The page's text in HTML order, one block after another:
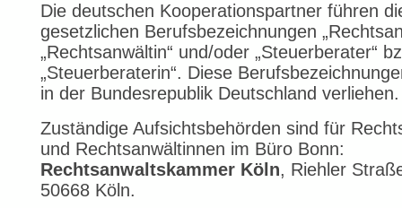
Die deutschen Kooperationspartner führen
gesetzlichen Berufsbezeichnungen
„Rechtsanwältin“ und/oder „Steuerberater“
„Steuerberaterin“. Diese
in der Bundesrepublik Deutschland verliehen.
Zuständige Aufsichtsbehörden sind für
und Rechtsanwältinnen im Büro Bonn:
Rechtsanwaltskammer Köln, Riehler
50668 Köln.